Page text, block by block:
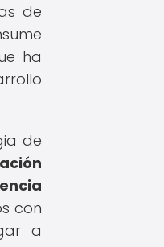
de
ha
de
con
a